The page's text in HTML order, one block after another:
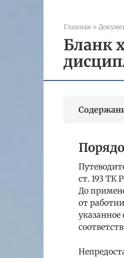
Главная »
Бланк
ст. 193 ТК
До
от
указанное